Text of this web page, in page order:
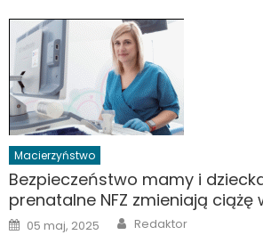
Macierzyństwo
Bezpieczeństwo mamy i
prenatalne NFZ zmieniają ciążę
Posted
on
05 maj, 2025 Author
Redaktor